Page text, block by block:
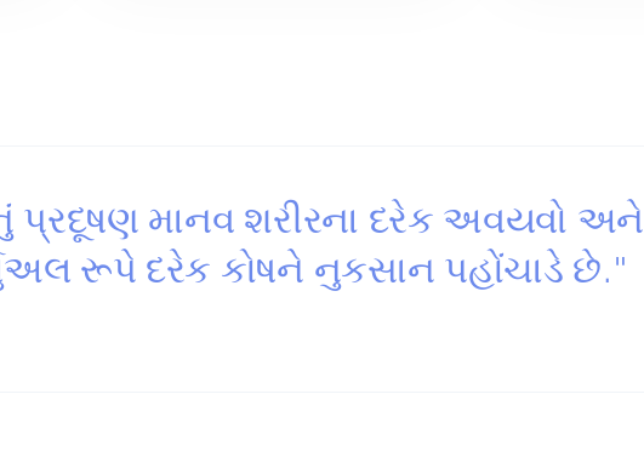
પ્રદૂષણ માનવ શરીરના દરેક અવયવો અને
રૂપે દરેક કોષને નુકસાન પહોંચાડે છે."